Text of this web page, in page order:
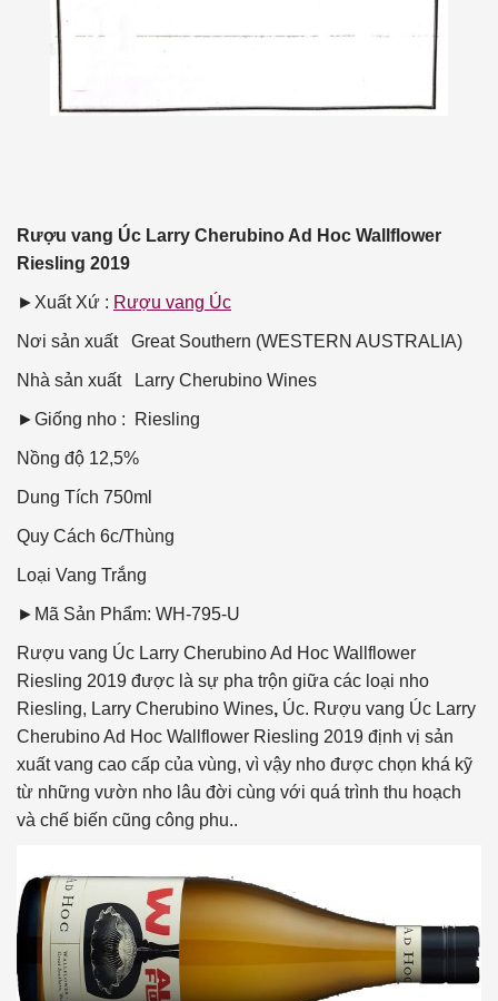
Rượu vang Úc Larry Cherubino Ad Hoc Wallflower
Riesling 2019
►Xuất Xứ : Rượu vang Úc
Nơi sản xuất Great Southern (WESTERN AUSTRALIA)
Nhà sản xuất Larry Cherubino Wines
►Giống nho : Riesling
Nồng độ 12,5%
Dung Tích 750ml
Quy Cách 6c/Thùng
Loại Vang Trắng
►Mã Sản Phẩm: WH-795-U
Rượu vang Úc Larry Cherubino Ad Hoc Wallflower
Riesling 2019 được là sự pha trộn giữa các loại nho
Riesling, Larry Cherubino Wines, Úc. Rượu vang Úc Larry
Cherubino Ad Hoc Wallflower Riesling 2019 định vị sản
xuất vang cao cấp của vùng, vì vậy nho được chọn khá kỹ
từ những vườn nho lâu đời cùng với quá trình thu hoạch
và chế biến cũng công phu..